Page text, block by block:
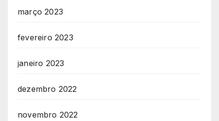
março 2023
fevereiro 2023
janeiro 2023
dezembro 2022
novembro 2022